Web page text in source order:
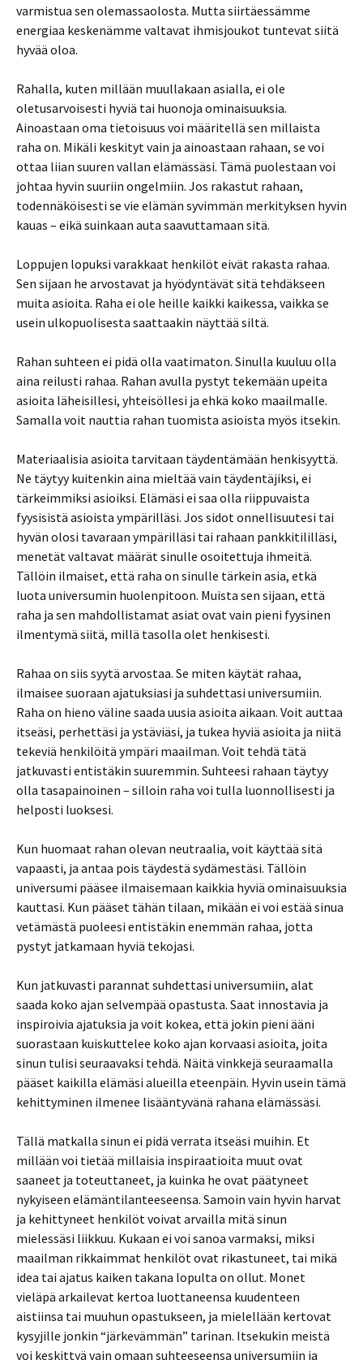
varmistua sen olemassaolosta. Mutta siirtäessämme
energiaa keskenämme valtavat ihmisjoukot tuntevat siitä
hyvää oloa.
Rahalla, kuten millään muullakaan asialla, ei ole
oletusarvoisesti hyviä tai huonoja ominaisuuksia.
Ainoastaan oma tietoisuus voi määritellä sen millaista
raha on. Mikäli keskityt vain ja ainoastaan rahaan, se voi
ottaa liian suuren vallan elämässäsi. Tämä puolestaan voi
johtaa hyvin suuriin ongelmiin. Jos rakastut rahaan,
todennäköisesti se vie elämän syvimmän merkityksen hyvin
kauas – eikä suinkaan auta saavuttamaan sitä.
Loppujen lopuksi varakkaat henkilöt eivät rakasta rahaa.
Sen sijaan he arvostavat ja hyödyntävät sitä tehdäkseen
muita asioita. Raha ei ole heille kaikki kaikessa, vaikka se
usein ulkopuolisesta saattaakin näyttää siltä.
Rahan suhteen ei pidä olla vaatimaton. Sinulla kuuluu olla
aina reilusti rahaa. Rahan avulla pystyt tekemään upeita
asioita läheisillesi, yhteisöllesi ja ehkä koko maailmalle.
Samalla voit nauttia rahan tuomista asioista myös itsekin.
Materiaalisia asioita tarvitaan täydentämään henkisyyttä.
Ne täytyy kuitenkin aina mieltää vain täydentäjiksi, ei
tärkeimmiksi asioiksi. Elämäsi ei saa olla riippuvaista
fyysisistä asioista ympärilläsi. Jos sidot onnellisuutesi tai
hyvän olosi tavaraan ympärilläsi tai rahaan pankkitililläsi,
menetät valtavat määrät sinulle osoitettuja ihmeitä.
Tällöin ilmaiset, että raha on sinulle tärkein asia, etkä
luota universumin huolenpitoon. Muista sen sijaan, että
raha ja sen mahdollistamat asiat ovat vain pieni fyysinen
ilmentymä siitä, millä tasolla olet henkisesti.
Rahaa on siis syytä arvostaa. Se miten käytät rahaa,
ilmaisee suoraan ajatuksiasi ja suhdettasi universumiin.
Raha on hieno väline saada uusia asioita aikaan. Voit auttaa
itseäsi, perhettäsi ja ystäviäsi, ja tukea hyviä asioita ja niitä
tekeviä henkilöitä ympäri maailman. Voit tehdä tätä
jatkuvasti entistäkin suuremmin. Suhteesi rahaan täytyy
olla tasapainoinen – silloin raha voi tulla luonnollisesti ja
helposti luoksesi.
Kun huomaat rahan olevan neutraalia, voit käyttää sitä
vapaasti, ja antaa pois täydestä sydämestäsi. Tällöin
universumi pääsee ilmaisemaan kaikkia hyviä ominaisuuksia
kauttasi. Kun pääset tähän tilaan, mikään ei voi estää sinua
vetämästä puoleesi entistäkin enemmän rahaa, jotta
pystyt jatkamaan hyviä tekojasi.
Kun jatkuvasti parannat suhdettasi universumiin, alat
saada koko ajan selvempää opastusta. Saat innostavia ja
inspiroivia ajatuksia ja voit kokea, että jokin pieni ääni
suorastaan kuiskuttelee koko ajan korvaasi asioita, joita
sinun tulisi seuraavaksi tehdä. Näitä vinkkejä seuraamalla
pääset kaikilla elämäsi alueilla eteenpäin. Hyvin usein tämä
kehittyminen ilmenee lisääntyvänä rahana elämässäsi.
Tällä matkalla sinun ei pidä verrata itseäsi muihin. Et
millään voi tietää millaisia inspiraatioita muut ovat
saaneet ja toteuttaneet, ja kuinka he ovat päätyneet
nykyiseen elämäntilanteeseensa. Samoin vain hyvin harvat
ja kehittyneet henkilöt voivat arvailla mitä sinun
mielessäsi liikkuu. Kukaan ei voi sanoa varmaksi, miksi
maailman rikkaimmat henkilöt ovat rikastuneet, tai mikä
idea tai ajatus kaiken takana lopulta on ollut. Monet
vieläpä arkailevat kertoa luottaneensa kuudenteen
aistiinsa tai muuhun opastukseen, ja mielellään kertovat
kysyjille jonkin “järkevämmän” tarinan. Itsekukin meistä
voi keskittyä vain omaan suhteeseensa universumiin ja